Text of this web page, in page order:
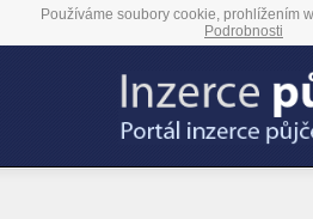
Používáme soubory cookie, prohlížením
Podrobnosti